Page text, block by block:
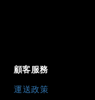
顧客服務
運送政策